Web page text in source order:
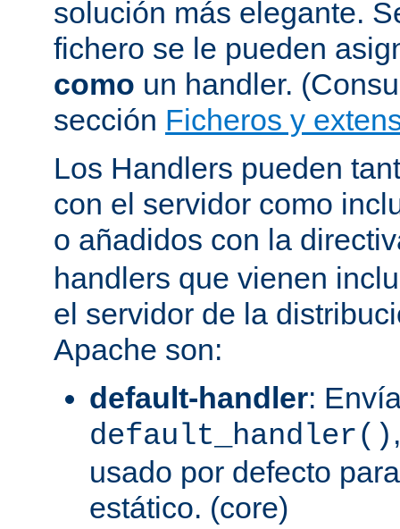
solución más elegante.
fichero se le pueden
como un handler.
sección Ficheros y
Los Handlers pueden
con el servidor como
o añadidos con la
handlers que vienen
el servidor de la
Apache son:
default-handler:
default_handler()
usado por defecto
estático. (core)